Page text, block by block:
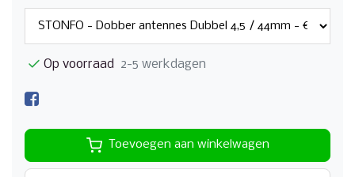
Op voorraad 2-5 werkdagen
Toevoegen aan winkelwagen